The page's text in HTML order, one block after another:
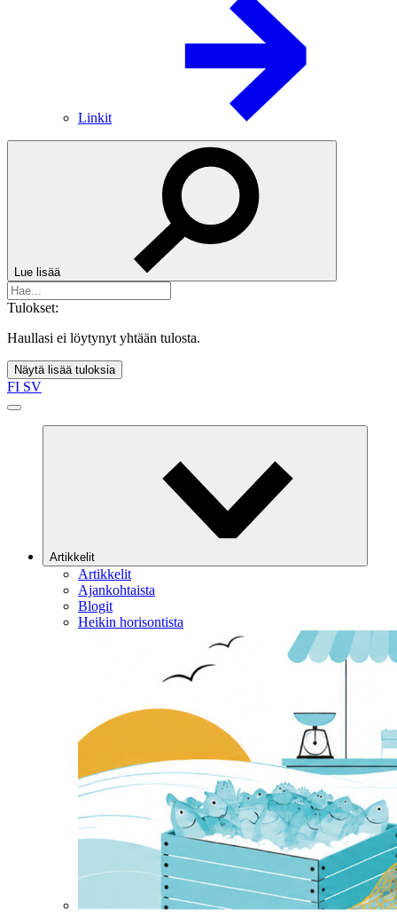
Linkit
Lue lisää
Tulokset:
Haullasi ei löytynyt yhtään tulosta.
Näytä lisää tuloksia
FI SV
Artikkelit
Artikkelit
Ajankohtaista
Blogit
Heikin horisontista